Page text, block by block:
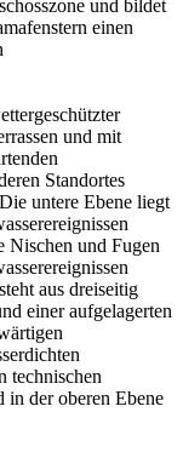
und bildet
einen
und mit
Standortes
untere Ebene liegt
Nischen und Fugen
aus dreiseitig
einer aufgelagerten
technischen
in der oberen Ebene